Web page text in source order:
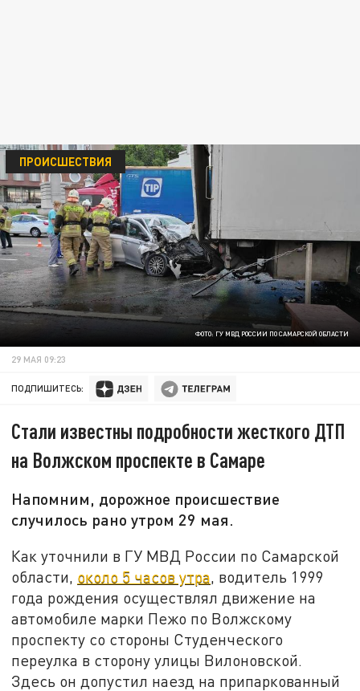
ФОТО: ГУ МВД РОССИИ ПО САМАРСКОЙ ОБЛАСТИ
ПРОИСШЕСТВИЯ
29 МАЯ 09:23
ПОДПИШИТЕСЬ:
Стали известны подробности жесткого ДТП
на Волжском проспекте в Самаре
Напомним, дорожное происшествие
случилось рано утром 29 мая.
Как уточнили в ГУ МВД России по Самарской
области, около 5 часов утра, водитель 1999
года рождения осуществлял движение на
автомобиле марки Пежо по Волжскому
проспекту со стороны Студенческого
переулка в сторону улицы Вилоновской.
Здесь он допустил наезд на припаркованный